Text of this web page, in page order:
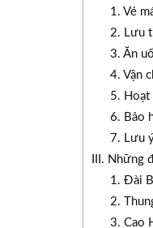
1. Vé
2. Lưu
3. Ăn
4. Vận
5. Hoạt
6. Bảo
7. Lưu
III. Những
1. Đài
2.
3. Cao